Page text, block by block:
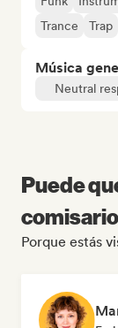
Trance
Trap
Música
Neutral
Puede
Porque estás